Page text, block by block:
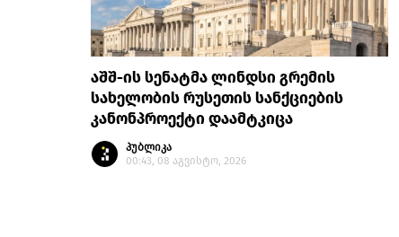
აშშ-ის სენატმა ლინდსი გრემის
სახელობის რუსეთის სანქციების
კანონპროექტი დაამტკიცა
პუბლიკა
00:43, 08 აგვისტო, 2026